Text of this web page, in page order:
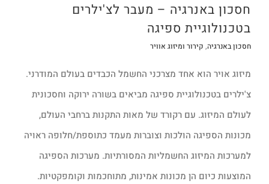
חסכון באנרגיה – מעבר לצ'ילרים
בטכנולוגיית ספיגה
חסכון באנרגיה, קירור ומיזוג אוויר
מיזוג אויר הוא אחד מצרכני החשמל הכבדים בעולם המודרני.
צ'ילרים בטכנולוגיית ספיגה מביאים בשורה ירוקה וחסכונית
לעולם המיזוג. עם רקורד של מאות התקנות ברחבי העולם,
מכונות הספיגה הולכות וצוברות מעמד כתוספת/חלופה ראויה
למערכות המיזוג החשמליות המסורתיות. מערכות הספיגה
המוצעות כיום הן מכונות אמינות, מתוחכמות וקומפקטיות.